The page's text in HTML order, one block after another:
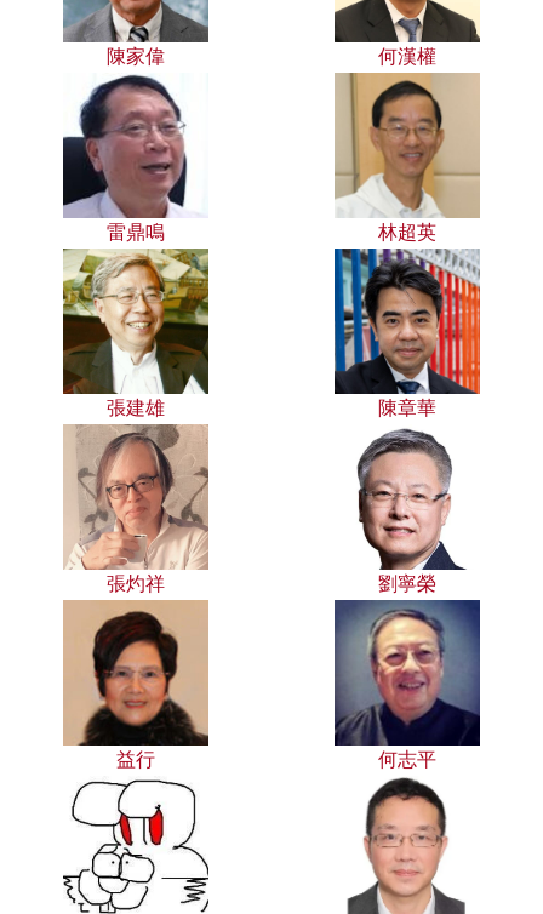
陳家偉 何漢權
雷鼎鳴 林超英
張建雄 陳章華
張灼祥 劉寧榮
益行 何志平